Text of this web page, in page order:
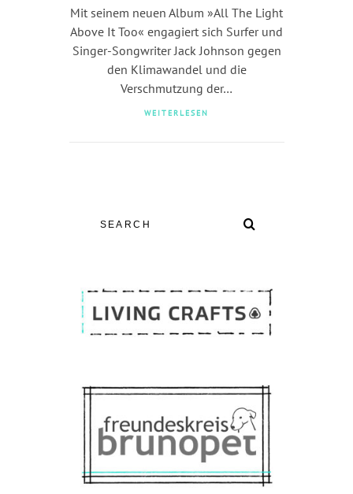
Mit seinem neuen Album »All The Light
Above It Too« engagiert sich Surfer und
Singer-Songwriter Jack Johnson gegen
den Klimawandel und die
Verschmutzung der…
WEITERLESEN